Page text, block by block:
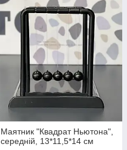
Маятник "Квадрат Ньютона",
середній, 13*11,5*14 см